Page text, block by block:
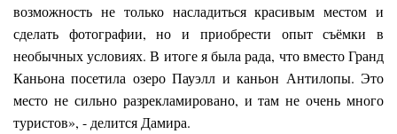
возможность не только насладиться красивым местом и
сделать фотографии, но и приобрести опыт съёмки в
необычных условиях. В итоге я была рада, что вместо Гранд
Каньона посетила озеро Пауэлл и каньон Антилопы. Это
место не сильно разрекламировано, и там не очень много
туристов», - делится Дамира.